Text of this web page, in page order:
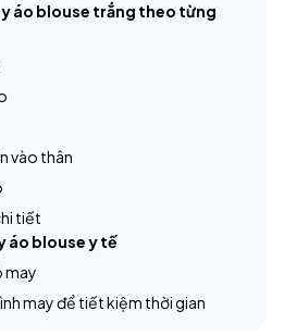
áo blouse trắng theo từng
vào thân
tiết
áo blouse y tế
may
may để tiết kiệm thời gian